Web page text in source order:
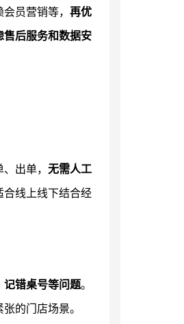
员营销等， 再优
售后服务和数据安
出单， 无需人工
线上线下结合经
记错桌号等问题。
的门店场景。